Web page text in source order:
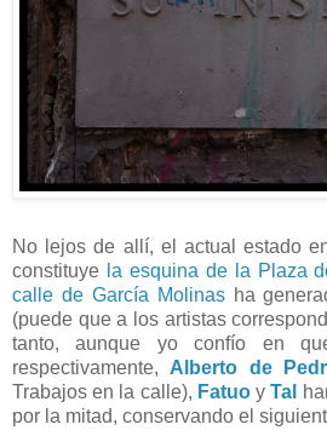
No lejos de allí, el actual estado
constituye la esquina de la Plaza
calle de García Molinasha
(puede que a los artistas
tanto, aunque yo confío en
respectivamente, Alberto de
Trabajos en la calle), FatuoyTal
por la mitad, conservando el